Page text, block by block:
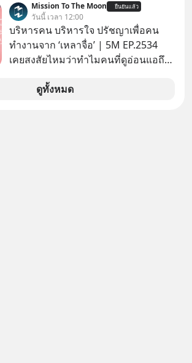
เบอร์ต้น ๆ ของโลก
Mission To The Moon ยืนยันแล้ว
วันนี้ เวลา 12:00
บริหารคน บริหารใจ ปรัชญาเพื่อคน
ทำงานจาก ‘เหลาจื่อ’ | 5M EP.2534
เคยสงสัยไหมว่าทำไมคนที่ดูอ่อนแอถึง
สถานการณ์ แล้วทำไมคนที่ไม่ออกแรง
ดูทั้งหมด